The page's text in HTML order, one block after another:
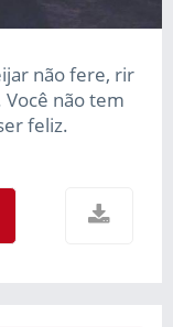
não fere, rir
Você não tem
feliz.